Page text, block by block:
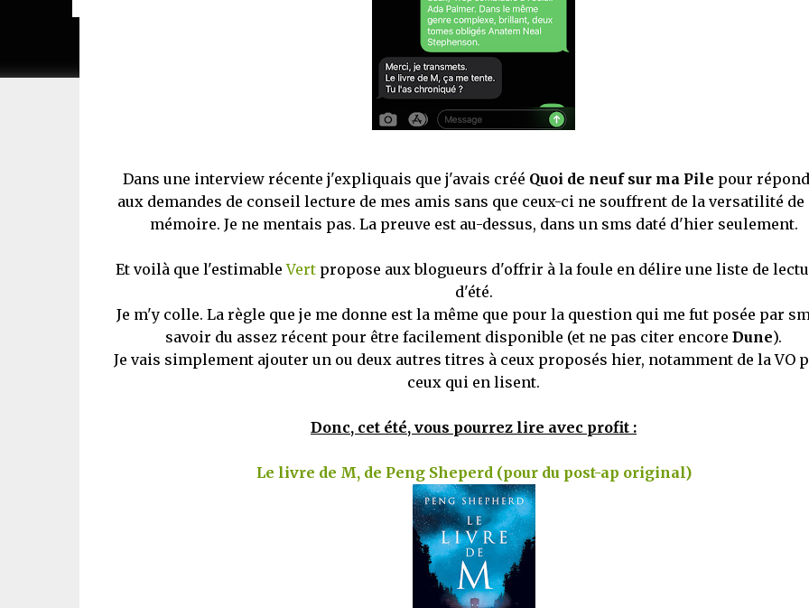
Dans une interview récente j'expliquais que j'avais créé Quoi de neuf sur ma Pile pour
aux demandes de conseil lecture de mes amis sans que ceux-ci ne souffrent de la versatilité de
mémoire. Je ne mentais pas. La preuve est au-dessus, dans un sms daté d'hier seulement.
Et voilà que l'estimableVertpropose aux blogueurs d'offrir à la foule en délire une liste de
d'été.
Je m'y colle. La règle que je me donne est la même que pour la question qui me fut posée par
savoir du assez récent pour être facilement disponible (et ne pas citer encore Dune).
Je vais simplement ajouter un ou deux autres titres à ceux proposés hier, notamment de la VO
ceux qui en lisent.
Donc, cet été, vous pourrez lire avec profit :
Le livre de M, de Peng Sheperd (pour du post-ap original)